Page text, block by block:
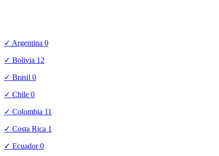
✓ Argentina 0
✓ Bolivia 12
✓ Brasil 0
✓ Chile 0
✓ Colombia 11
✓ Costa Rica 1
✓ Ecuador0